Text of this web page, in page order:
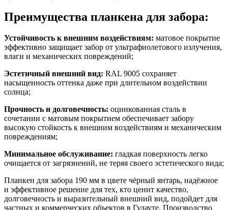
Преимущества планкена для забора:
Устойчивость к внешним воздействиям: матовое покрытие
эффективно защищает забор от ультрафиолетового излучения,
влаги и механических повреждений;
Эстетичный внешний вид: RAL 9005 сохраняет
насыщенность оттенка даже при длительном воздействии
солнца;
Прочность и долговечность: оцинкованная сталь в
сочетании с матовым покрытием обеспечивает забору
высокую стойкость к внешним воздействиям и механическим
повреждениям;
Минимальное обслуживание: гладкая поверхность легко
очищается от загрязнений, не теряя своего эстетического вида;
Планкен для забора 190 мм в цвете чёрный янтарь, надёжное
и эффективное решение для тех, кто ценит качество,
долговечность и выразительный внешний вид, подойдет для
частных и коммерческих объектов в Гудауте. Производство